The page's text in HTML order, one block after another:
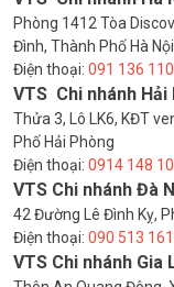
Phòng 1412 Tòa
Đình, Thành Phố Hà Nội
Điện thoại: 091 136
VTS Chi nhánh Hải
Thửa 3, Lô LK6, KĐT
Phố Hải Phòng
Điện thoại: 0914 148
VTS Chi nhánh Đà
42 Đường Lê Đình Kỵ,
Điện thoại: 090 513
VTS Chi nhánh Gia